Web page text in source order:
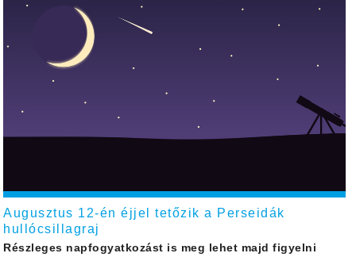
Augusztus 12-én éjjel tetőzik a Perseidák
hullócsillagraj
Részleges napfogyatkozást is meg lehet majd figyelni